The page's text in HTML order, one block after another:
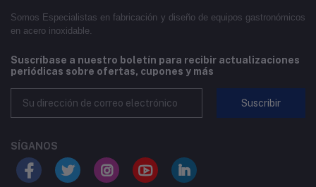
Somos Especialistas en fabricación y diseño de equipos gastronómicos
en acero inoxidable.
Suscríbase a nuestro boletín para recibir actualizaciones
periódicas sobre ofertas, cupones y más
Suscribir
SÍGANOS